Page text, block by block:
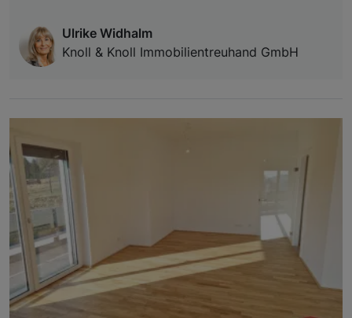
Ulrike Widhalm
Knoll & Knoll Immobilientreuhand GmbH